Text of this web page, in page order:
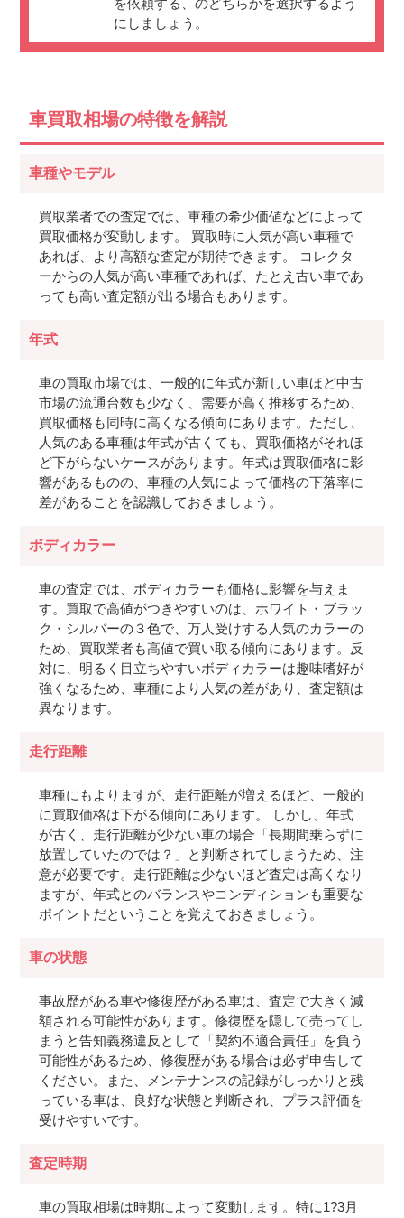
を依頼する、のどちらかを選択するよう
にしましょう。
車買取相場の特徴を解説
車種やモデル
買取業者での査定では、車種の希少価値などによって
買取価格が変動します。 買取時に人気が高い車種で
あれば、より高額な査定が期待できます。 コレクタ
ーからの人気が高い車種であれば、たとえ古い車であ
っても高い査定額が出る場合もあります。
年式
車の買取市場では、一般的に年式が新しい車ほど中古
市場の流通台数も少なく、需要が高く推移するため、
買取価格も同時に高くなる傾向にあります。ただし、
人気のある車種は年式が古くても、買取価格がそれほ
ど下がらないケースがあります。年式は買取価格に影
響があるものの、車種の人気によって価格の下落率に
差があることを認識しておきましょう。
ボディカラー
車の査定では、ボディカラーも価格に影響を与えま
す。買取で高値がつきやすいのは、ホワイト・ブラッ
ク・シルバーの３色で、万人受けする人気のカラーの
ため、買取業者も高値で買い取る傾向にあります。反
対に、明るく目立ちやすいボディカラーは趣味嗜好が
強くなるため、車種により人気の差があり、査定額は
異なります。
走行距離
車種にもよりますが、走行距離が増えるほど、一般的
に買取価格は下がる傾向にあります。 しかし、年式
が古く、走行距離が少ない車の場合「長期間乗らずに
放置していたのでは？」と判断されてしまうため、注
意が必要です。走行距離は少ないほど査定は高くなり
ますが、年式とのバランスやコンディションも重要な
ポイントだということを覚えておきましょう。
車の状態
事故歴がある車や修復歴がある車は、査定で大きく減
額される可能性があります。修復歴を隠して売ってし
まうと告知義務違反として「契約不適合責任」を負う
可能性があるため、修復歴がある場合は必ず申告して
ください。また、メンテナンスの記録がしっかりと残
っている車は、良好な状態と判断され、プラス評価を
受けやすいです。
査定時期
車の買取相場は時期によって変動します。特に1?3月